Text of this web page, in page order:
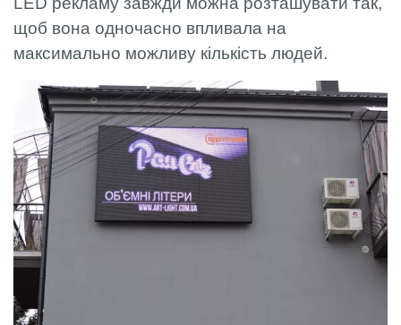
щоб вона одночасно впливала на
максимально можливу кількість людей.